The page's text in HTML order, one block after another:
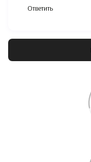
Ответить